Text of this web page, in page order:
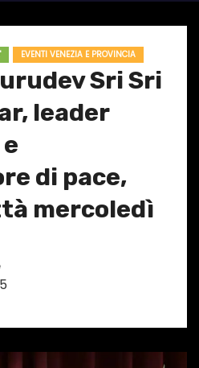
EVENTI VENEZIA E PROVINCIA
Sri Sri
leader
di pace,
mercoledì